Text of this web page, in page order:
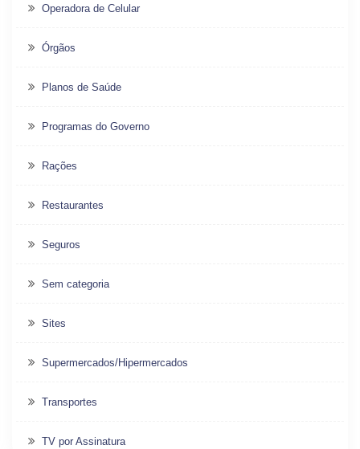
Operadora de Celular
Órgãos
Planos de Saúde
Programas do Governo
Rações
Restaurantes
Seguros
Sem categoria
Sites
Supermercados/Hipermercados
Transportes
TV por Assinatura